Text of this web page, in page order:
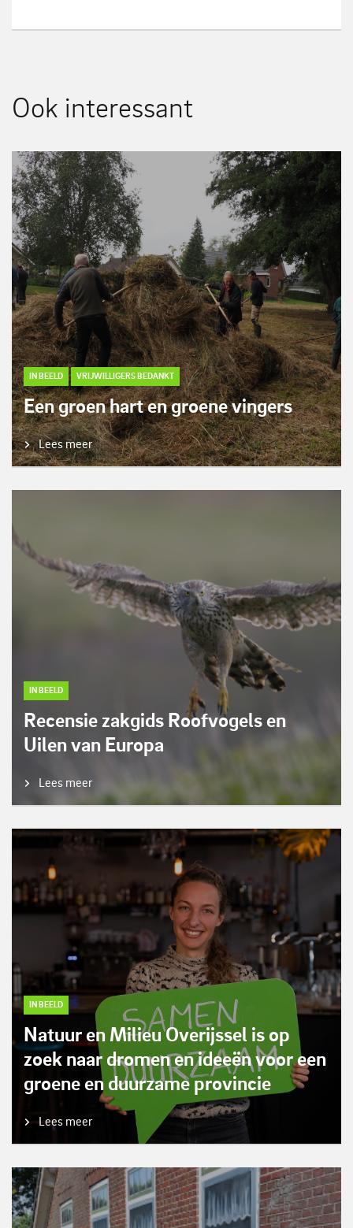
Ook interessant
IN BEELD VRIJWILLIGERS BEDANKT
Een groen hart en groene vingers
Lees meer
IN BEELD
Recensie zakgids Roofvogels en
Uilen van Europa
Lees meer
IN BEELD
Natuur en Milieu Overijssel is op
zoek naar dromen en ideeën voor een
groene en duurzame provincie
Lees meer